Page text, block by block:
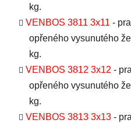
kg.
VENBOS 3811 3x11 -
opřeného vysunutého
kg.
VENBOS 3812 3x12 -
opřeného vysunutého
kg.
VENBOS 3813 3x13 -